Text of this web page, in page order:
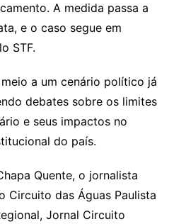
A medida passa a
e o caso segue em
STF.
a um cenário político já
debates sobre os limites
e seus impactos no
do país.
Quente, o jornalista
Circuito das Águas Paulista
Jornal Circuito